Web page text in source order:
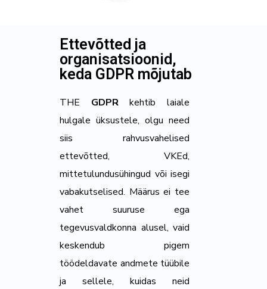
Ettevõtted ja
organisatsioonid,
keda GDPR mõjutab
THE GDPRkehtib laiale
hulgale üksustele, olgu need
siis rahvusvahelised
ettevõtted, VKEd,
mittetulundusühingud või isegi
vabakutselised. Määrus ei tee
vahet suuruse ega
tegevusvaldkonna alusel, vaid
keskendub pigem
töödeldavate andmete tüübile
ja sellele, kuidas neid